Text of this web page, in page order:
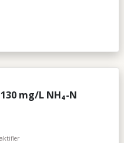
mg/L NH₄-N